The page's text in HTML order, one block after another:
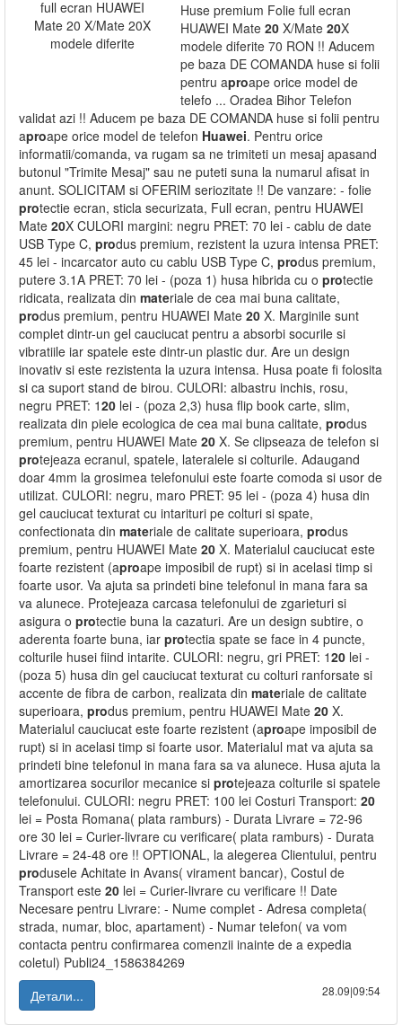
Huse premium Folie full ecran
HUAWEI Mate 20 X/Mate 20X
modele diferite 70 RON !! Aducem
pe baza DE COMANDA huse si folii
pentru aproape orice model de
telefo ... Oradea Bihor Telefon
validat azi !! Aducem pe baza DE COMANDA huse si folii pentru
aproape orice model de telefon Huawei. Pentru orice
informatii/comanda, va rugam sa ne trimiteti un mesaj apasand
butonul "Trimite Mesaj" sau ne puteti suna la numarul afisat in
anunt. SOLICITAM si OFERIM seriozitate !! De vanzare: - folie
protectie ecran, sticla securizata, Full ecran, pentru HUAWEI
Mate 20X CULORI margini: negru PRET: 70 lei - cablu de date
USB Type C, produs premium, rezistent la uzura intensa PRET:
45 lei - incarcator auto cu cablu USB Type C, produs premium,
putere 3.1A PRET: 70 lei - (poza 1) husa hibrida cu o protectie
ridicata, realizata din materiale de cea mai buna calitate,
produs premium, pentru HUAWEI Mate 20 X. Marginile sunt
complet dintr-un gel cauciucat pentru a absorbi socurile si
vibratiile iar spatele este dintr-un plastic dur. Are un design
inovativ si este rezistenta la uzura intensa. Husa poate fi folosita
si ca suport stand de birou. CULORI: albastru inchis, rosu,
negru PRET: 120 lei - (poza 2,3) husa flip book carte, slim,
realizata din piele ecologica de cea mai buna calitate, produs
premium, pentru HUAWEI Mate 20 X. Se clipseaza de telefon si
protejeaza ecranul, spatele, lateralele si colturile. Adaugand
doar 4mm la grosimea telefonului este foarte comoda si usor de
utilizat. CULORI: negru, maro PRET: 95 lei - (poza 4) husa din
gel cauciucat texturat cu intarituri pe colturi si spate,
confectionata din materiale de calitate superioara, produs
premium, pentru HUAWEI Mate 20 X. Materialul cauciucat este
foarte rezistent (aproape imposibil de rupt) si in acelasi timp si
foarte usor. Va ajuta sa prindeti bine telefonul in mana fara sa
va alunece. Protejeaza carcasa telefonului de zgarieturi si
asigura o protectie buna la cazaturi. Are un design subtire, o
aderenta foarte buna, iar protectia spate se face in 4 puncte,
colturile husei fiind intarite. CULORI: negru, gri PRET: 120 lei -
(poza 5) husa din gel cauciucat texturat cu colturi ranforsate si
accente de fibra de carbon, realizata din materiale de calitate
superioara, produs premium, pentru HUAWEI Mate 20 X.
Materialul cauciucat este foarte rezistent (aproape imposibil de
rupt) si in acelasi timp si foarte usor. Materialul mat va ajuta sa
prindeti bine telefonul in mana fara sa va alunece. Husa ajuta la
amortizarea socurilor mecanice si protejeaza colturile si spatele
telefonului. CULORI: negru PRET: 100 lei Costuri Transport: 20
lei = Posta Romana( plata ramburs) - Durata Livrare = 72-96
ore 30 lei = Curier-livrare cu verificare( plata ramburs) - Durata
Livrare = 24-48 ore !! OPTIONAL, la alegerea Clientului, pentru
produsele Achitate in Avans( virament bancar), Costul de
Transport este 20 lei = Curier-livrare cu verificare !! Date
Necesare pentru Livrare: - Nume complet - Adresa completa(
strada, numar, bloc, apartament) - Numar telefon( va vom
contacta pentru confirmarea comenzii inainte de a expedia
coletul) Publi24_1586384269
Детали...
28.09|09:54